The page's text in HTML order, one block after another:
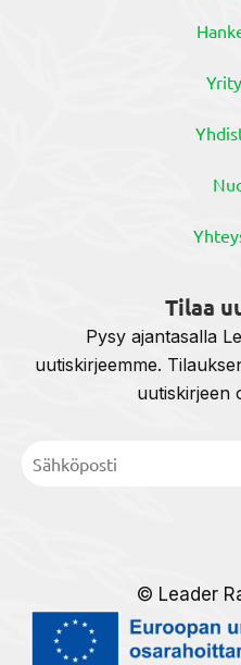
Tilaa
Pysy ajantasalla
uutiskirjeemme.
uutiskirjeen
© Leader